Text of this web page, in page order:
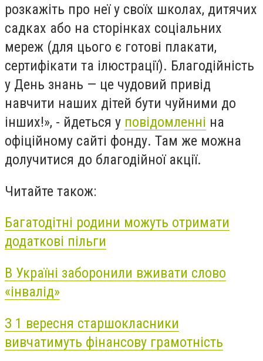
розкажіть про неї у своїх школах, дитячих
садках або на сторінках соціальних
мереж (для цього є готові плакати,
сертифікати та ілюстрації). Благодійність
у День знань — це чудовий привід
навчити наших дітей бути чуйними до
інших!», - йдеться у повідомленні на
офіційному сайті фонду. Там же можна
долучитися до благодійної акції.
Читайте також:
Багатодітні родини можуть отримати
додаткові пільги
В Україні заборонили вживати слово
«інвалід»
З 1 вересня старшокласники
вивчатимуть фінансову грамотність